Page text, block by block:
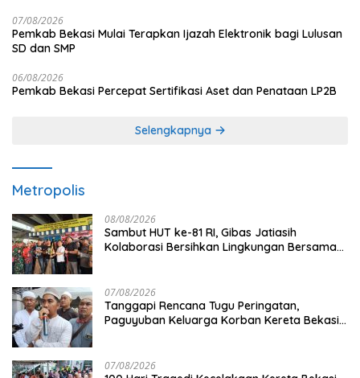
07/08/2026
Pemkab Bekasi Mulai Terapkan Ijazah Elektronik bagi Lulusan
SD dan SMP
06/08/2026
Pemkab Bekasi Percepat Sertifikasi Aset dan Penataan LP2B
Selengkapnya
Metropolis
08/08/2026
Sambut HUT ke-81 RI, Gibas Jatiasih
Kolaborasi Bersihkan Lingkungan Bersama
07/08/2026
Tanggapi Rencana Tugu Peringatan,
Paguyuban Keluarga Korban Kereta Bekasi
07/08/2026